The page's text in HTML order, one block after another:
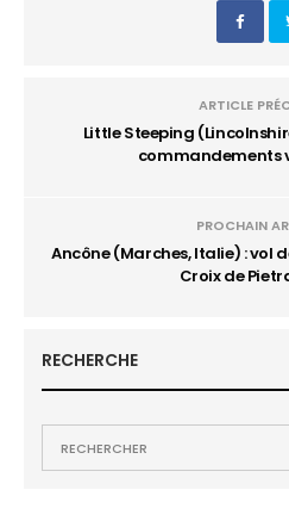
ARTICLE
Little Steeping
commandements
PROCHAIN
Ancône (Marches, Italie) : vol
Croix de
RECHERCHE